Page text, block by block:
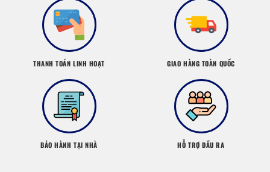
THANH TOÁN LINH HOẠT GIAO HÀNG TOÀN QUỐC
BẢO HÀNH TẠI NHÀ HỖ TRỢ ĐẦU RA